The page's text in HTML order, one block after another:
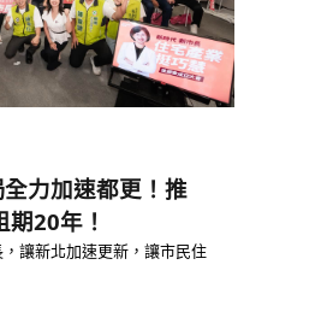
力加速都更！推
20年！
讓新北加速更新，讓市民住